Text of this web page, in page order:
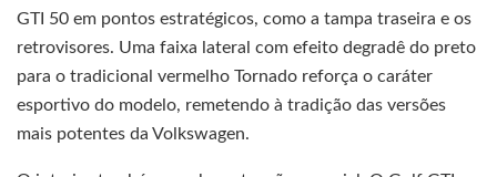
GTI 50 em pontos estratégicos, como a tampa traseira e os
retrovisores. Uma faixa lateral com efeito degradê do preto
para o tradicional vermelho Tornado reforça o caráter
esportivo do modelo, remetendo à tradição das versões
mais potentes da Volkswagen.